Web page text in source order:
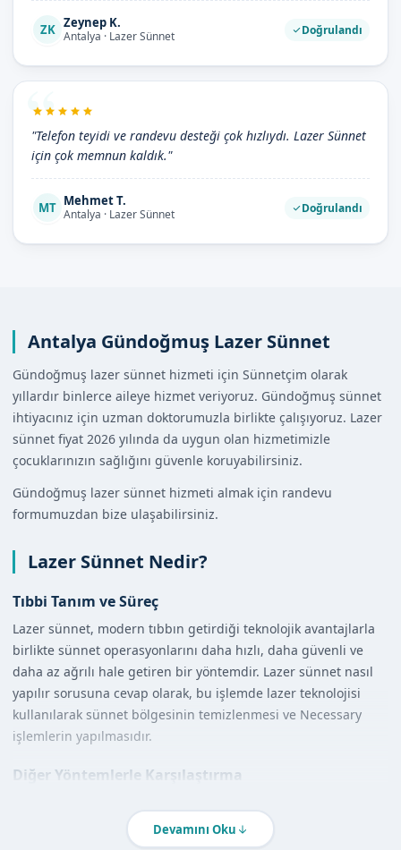
ZK Zeynep K.
Antalya · Lazer Sünnet Doğrulandı
"Telefon teyidi ve randevu desteği çok hızlıydı. Lazer Sünnet
için çok memnun kaldık."
MT Mehmet T.
Antalya · Lazer Sünnet Doğrulandı
Antalya Gündoğmuş Lazer Sünnet
Gündoğmuş lazer sünnet hizmeti için Sünnetçim olarak
yıllardır binlerce aileye hizmet veriyoruz. Gündoğmuş sünnet
ihtiyacınız için uzman doktorumuzla birlikte çalışıyoruz. Lazer
sünnet fiyat 2026 yılında da uygun olan hizmetimizle
çocuklarınızın sağlığını güvenle koruyabilirsiniz.
Gündoğmuş lazer sünnet hizmeti almak için randevu
formumuzdan bize ulaşabilirsiniz.
Lazer Sünnet Nedir?
Tıbbi Tanım ve Süreç
Lazer sünnet, modern tıbbın getirdiği teknolojik avantajlarla
birlikte sünnet operasyonlarını daha hızlı, daha güvenli ve
daha az ağrılı hale getiren bir yöntemdir. Lazer sünnet nasıl
yapılır sorusuna cevap olarak, bu işlemde lazer teknolojisi
kullanılarak sünnet bölgesinin temizlenmesi ve Necessary
işlemlerin yapılmasıdır.
Diğer Yöntemlerle Karşılaştırma
kıyasla daha az kanama, daha az ağrı ve daha hızlı iyileşme
süreci bulunur. Ayrıca, lazer sünnet daha steril bir ortamda
Devamını Oku